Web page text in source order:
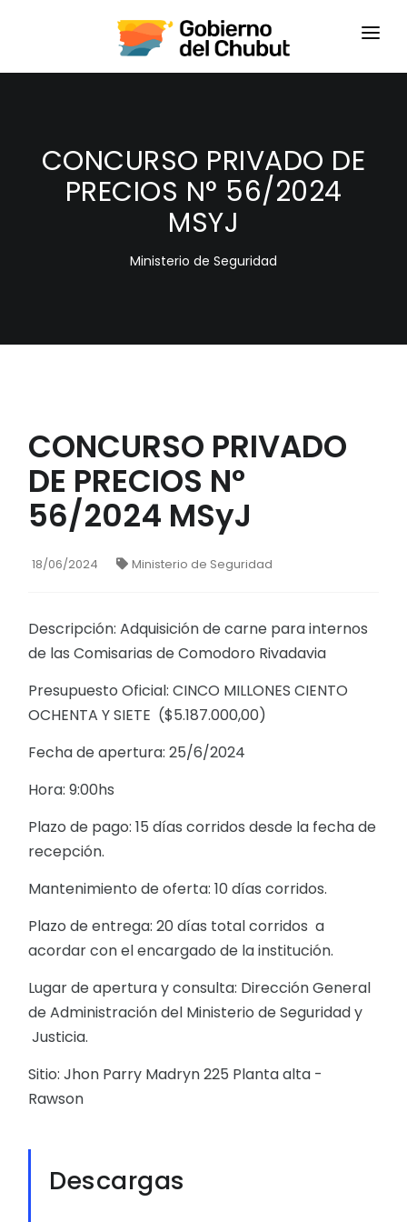
HOME
CONCURSO PRIVADO DE
PRECIOS N° 56/2024
MSYJ
Ministerio de Seguridad
CONCURSO PRIVADO
DE PRECIOS N°
56/2024 MSyJ
18/06/2024 Ministerio de Seguridad
Descripción: Adquisición de carne para internos
de las Comisarias de Comodoro Rivadavia
Presupuesto Oficial: CINCO MILLONES CIENTO
OCHENTA Y SIETE ($5.187.000,00)
Fecha de apertura: 25/6/2024
Hora: 9:00hs
Plazo de pago: 15 días corridos desde la fecha de
recepción.
Mantenimiento de oferta: 10 días corridos.
Plazo de entrega: 20 días total corridos a
acordar con el encargado de la institución.
Lugar de apertura y consulta: Dirección General
de Administración del Ministerio de Seguridad y
Justicia.
Sitio: Jhon Parry Madryn 225 Planta alta -
Rawson
Descargas